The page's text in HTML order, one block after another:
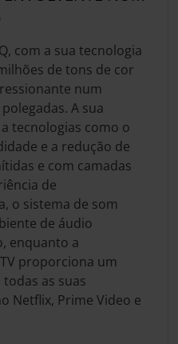
com a sua tecnologia
de tons de cor
num
A sua
tecnologias como o
e a redução de
e com camadas
de
o sistema de som
de áudio
enquanto a
proporciona um
as suas
Netflix, Prime Video e